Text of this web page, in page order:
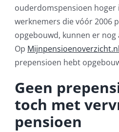
ouderdomspensioen hoger
werknemers die vóór 2006
opgebouwd, kunnen er nog
Op Mijnpensioenoverzicht.nl
prepensioen hebt
Geen
toch met
pensioen